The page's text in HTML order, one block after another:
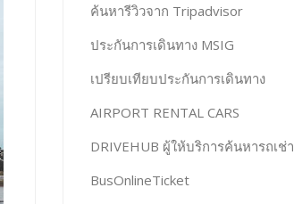
ค้นหารีวิวจาก Tripadvisor
ประกันการเดินทาง MSIG
เปรียบเทียบประกันการเดินทาง
AIRPORT RENTAL CARS
DRIVEHUB ผู้ให้บริการค้นหารถเช่า
BusOnlineTicket